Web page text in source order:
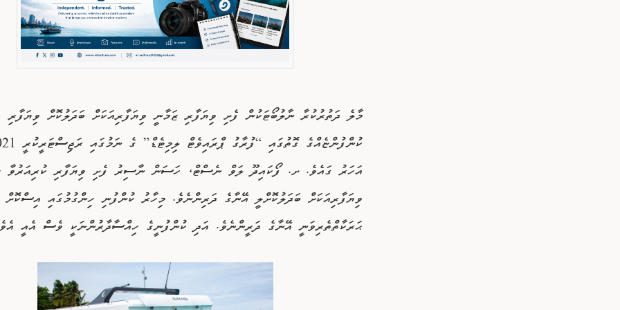
މާލެ ދަތުރުކުރާ ނާލުބޯޓަކުން ފެށި ވިޔަފާރި ޒަމާނީ ވިޔަފާރިއަކަށް ބަދަލުކޮށް ވިޔަފާރި
އަހަރު ގައެވެ. ށ. ފޯކައިދޫ ލަވް ނެސްޓް، ހަސަން ނާސިރު ފެށި ވިޔަފާރި ކުރިއަރުވާ
ވިޔަފާރިއަކަށް ބަދަލުކޮށްލީ އޭނާގެ ދަރިންނެވެ. މިހާރު ކުންފުނި ހިންގުމުގައި އިސްކޮށް
ޙަރަކާތްތެރިވަނީ އޭނާގެ ދަރީންނެވެ. އަދި ކުންފުނީގެ ހިއްސާދާރުންނަކީ ވެސް އެއީ